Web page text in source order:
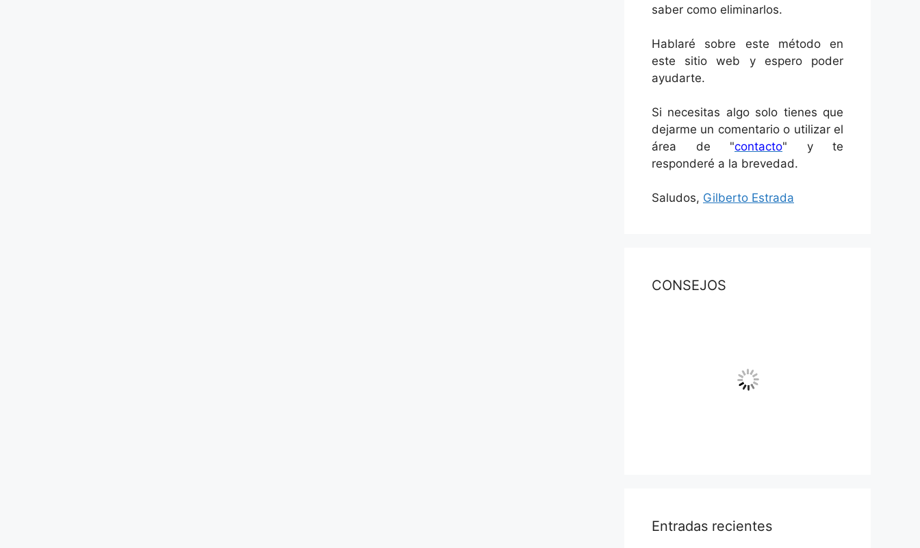
saber como eliminarlos.
Hablaré sobre este método en
este sitio web y espero poder
ayudarte.
Si necesitas algo solo tienes que
dejarme un comentario o utilizar el
área de "contacto" y te
responderé a la brevedad.
Saludos, Gilberto Estrada
CONSEJOS
Entradas recientes